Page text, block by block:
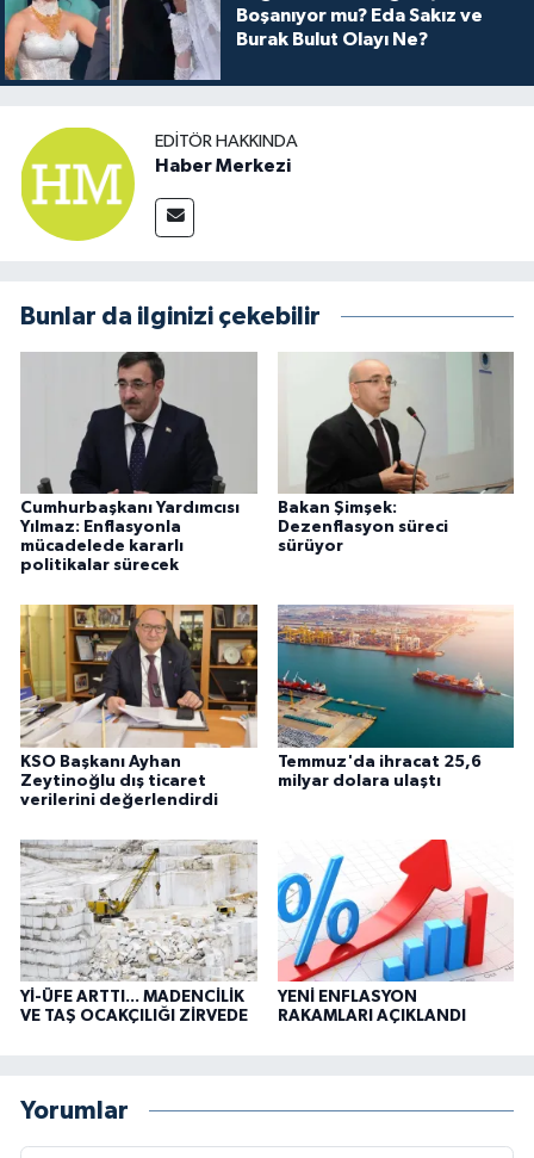
Boşanıyor mu? Eda Sakız ve
Burak Bulut Olayı Ne?
EDITÖR HAKKINDA
Haber Merkezi
Bunlar da ilginizi çekebilir
Cumhurbaşkanı Yardımcısı
Yılmaz: Enflasyonla
mücadelede kararlı
politikalar sürecek
Bakan Şimşek:
Dezenflasyon süreci
sürüyor
KSO Başkanı Ayhan
Zeytinoğlu dış ticaret
verilerini değerlendirdi
Temmuz'da ihracat 25,6
milyar dolara ulaştı
Yİ-ÜFE ARTTI... MADENCİLİK
VE TAŞ OCAKÇILIĞI ZİRVEDE
YENİ ENFLASYON
RAKAMLARI AÇIKLANDI
Yorumlar